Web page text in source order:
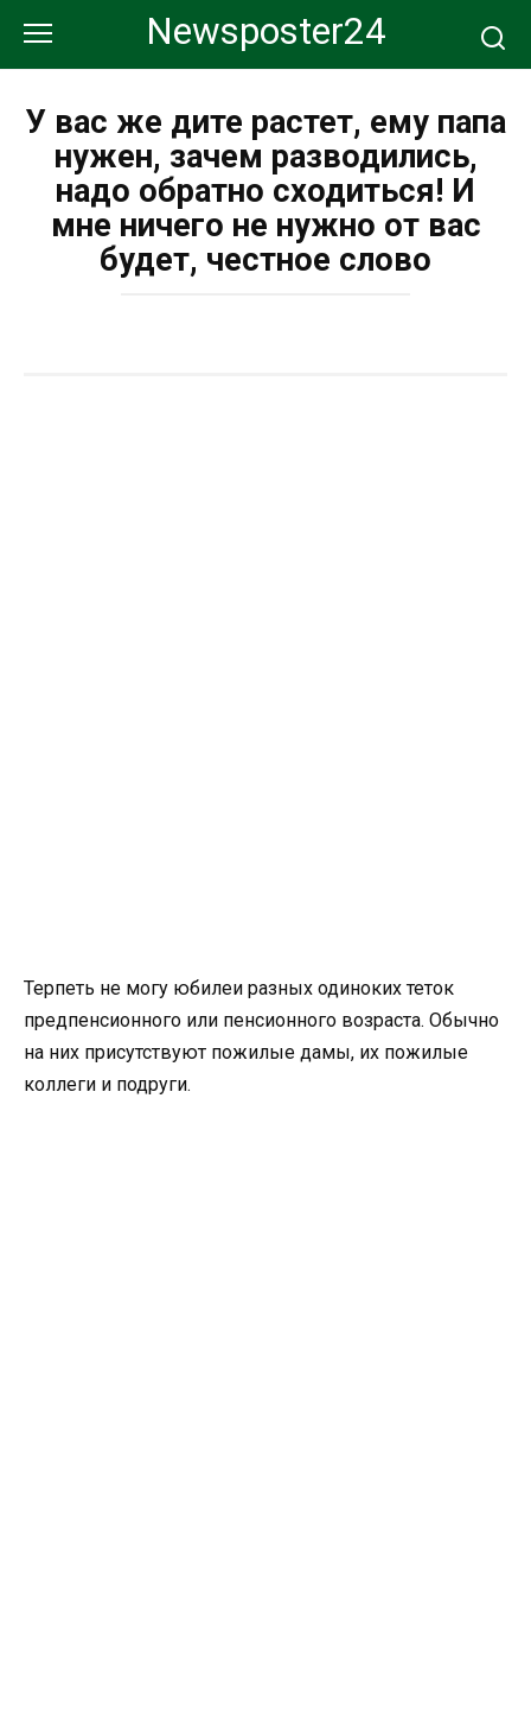
контенту
Newsposter24
У вас же дите растет, ему папа
нужен, зачем разводились,
надо обратно сходиться! И
мне ничего не нужно от вас
будет, честное слово
Терпеть не могу юбилеи разных одиноких теток
предпенсионного или пенсионного возраста. Обычно
на них присутствуют пожилые дамы, их пожилые
коллеги и подруги.